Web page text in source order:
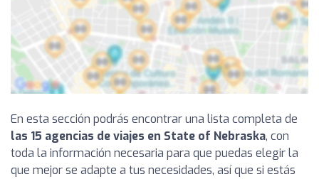
En esta sección podrás encontrar una lista completa de
las 15 agencias de viajes en State of Nebraska, con
toda la información necesaria para que puedas elegir la
que mejor se adapte a tus necesidades, así que si estás